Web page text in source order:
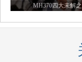
MH370四大未解